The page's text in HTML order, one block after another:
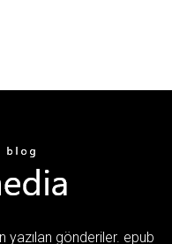
yazılan gönderiler. epub